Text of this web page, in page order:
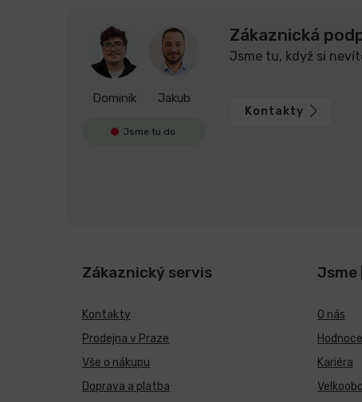
Dominik Jakub
Jsme tu do
Zákaznická
Jsme tu, když si
Kontakty
Zákaznický servis
Kontakty
Prodejna v Praze
Vše o nákupu
Doprava a platba
Jsme
O nás
Kariéra